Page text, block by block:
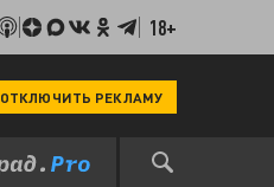
18+
ОТКЛЮЧИТЬ РЕКЛАМУ